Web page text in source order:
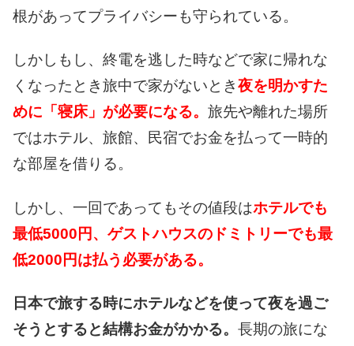
根があってプライバシーも守られている。
しかしもし、 終電を逃した時などで家に帰れな
くなったとき旅中で家がないとき夜を明かすた
めに 「寝床」が必要になる。 旅先や離れた場所
ではホテル、旅館、民宿でお金を払って一時的
な部屋を借りる。
しかし、一回であってもその値段はホテルでも
最低5000円、 ゲストハウスの ドミトリーでも最
低2000円は払う 必要がある。
日本で旅する時にホテルなどを使って夜を過ご
そうとすると結構お金がかかる。 長期の旅にな